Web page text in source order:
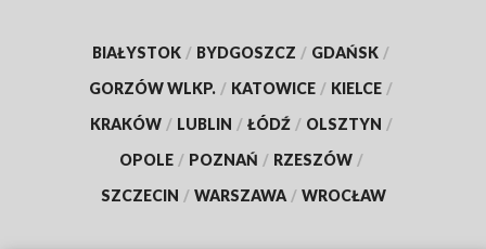
BIAŁYSTOK / BYDGOSZCZ / GDAŃSK /
GORZÓW WLKP. / KATOWICE / KIELCE /
KRAKÓW / LUBLIN / ŁÓDŹ / OLSZTYN /
OPOLE / POZNAŃ / RZESZÓW /
SZCZECIN / WARSZAWA / WROCŁAW